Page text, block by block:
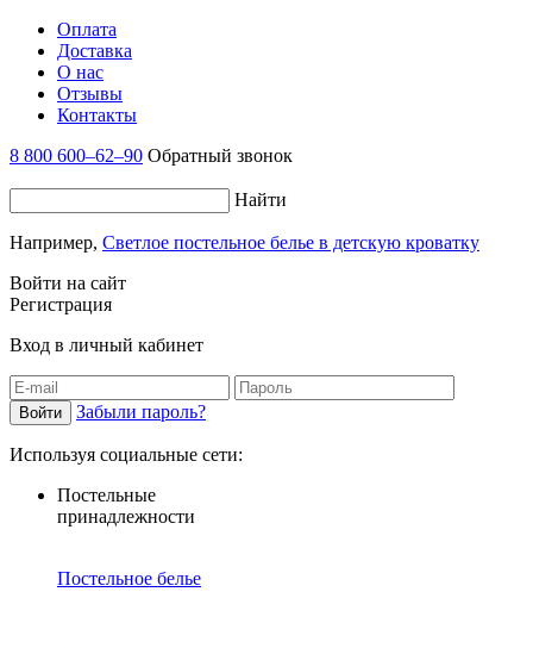
Оплата
Доставка
О нас
Отзывы
Контакты
8 800 600–62–90 Обратный звонок
Найти
Например, Светлое постельное белье в детскую кроватку
Войти на сайт
Регистрация
Вход в личный кабинет
Забыли пароль?
Используя социальные сети:
Постельные
принадлежности
Постельное белье